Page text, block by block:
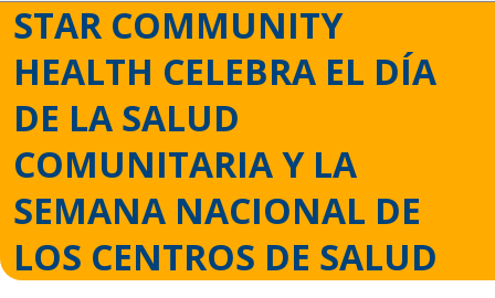
STAR COMMUNITY
HEALTH CELEBRA EL DÍA
DE LA SALUD
COMUNITARIA Y LA
SEMANA NACIONAL DE
LOS CENTROS DE SALUD